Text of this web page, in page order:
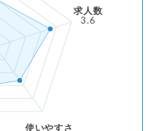
求人数
3.6
使いやすさ